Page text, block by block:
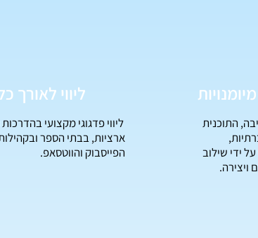
התוכנית
ידי שילוב
ליווי לאורך
ליווי פדגוגי מקצועי
ארציות, בבתי הספר
הפייסבוק והווטסאפ.